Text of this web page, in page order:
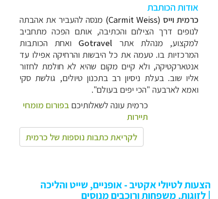
אודות הכותבת
כרמית וייס (Carmit Weiss)
מנסה להעביר את אהבתה
לנופים דרך הצילום והכתיבה, אותם הפכה מתחביב
למקצוע, מנהלת אתר Gotravel
ואחת הכותבות
המרכזיות בו. טעמה את כל היבשות והרחיקה אפילו עד
אנטארקטיקה, ולא קיים מקום שהיא לא חולמת לחזור
אליו שוב. בעלת ניסיון רב בתכנון טיולים, גולשת סקי
ואמא לארבעה "הכי יפים בעולם".
כרמית עונה לשאלותיכם בפורום מומחי
תיירות
לקריאת כתבות נוספות של כרמית
הצעות לטיולי אקטיב - אופניים, שייט והליכה
| לזוגות, משפחות ורוכבים מנוסים